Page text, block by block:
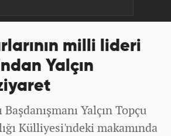
milli lideri
Yalçın
Yalçın Topçu
Külliyesi'ndeki makamında